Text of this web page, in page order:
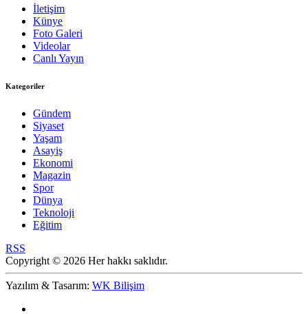
İletişim
Künye
Foto Galeri
Videolar
Canlı Yayın
Kategoriler
Gündem
Siyaset
Yaşam
Asayiş
Ekonomi
Magazin
Spor
Dünya
Teknoloji
Eğitim
RSS
Copyright © 2026 Her hakkı saklıdır.
Yazılım & Tasarım: WK Bilişim